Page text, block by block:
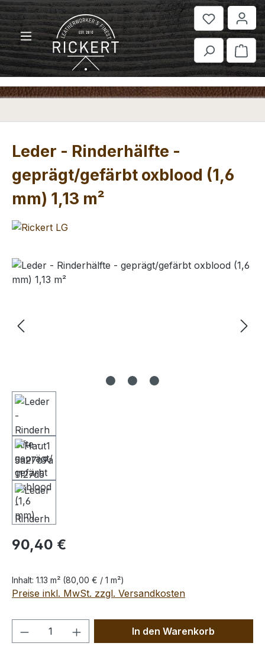
Zum Hauptinhalt springen
Leder - Rinderhälfte -
geprägt/gefärbt oxblood (1,6
mm) 1,13 m²
Bildergalerie überspringen
Regulärer Preis:
90,40 €
Inhalt: 1.13 m² (80,00 € / 1 m²)
Preise inkl. MwSt. zzgl. Versandkosten
Produkt Anzahl: Gib denIn den Warenkorb